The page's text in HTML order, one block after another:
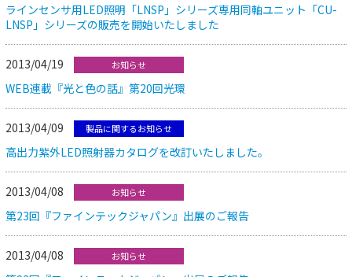
ラインセンサ用LED照明「LNSP」シリーズ専用同軸ユニット「CU-
LNSP」シリーズの販売を開始いたしました
2013/04/19 お知らせ
WEB連載『光と色の話』第20回光環
2013/04/09 製品に関するお知らせ
高出力紫外LED照射器カタログを改訂いたしました。
2013/04/08 お知らせ
第23回『ファインテックジャパン』出展のご報告
2013/04/08 お知らせ